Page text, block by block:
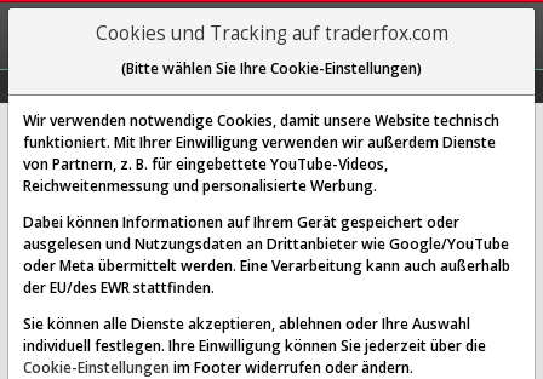
REGIS-
TRIEREN
American Assets Trust Aktie:
Realtime-Kurs & Analyse (A1H59V
| AAT)
SCORING SYSTEMS:
Qualitäts-Check Dividenden-Check
Wachstums-Check
Cookies und Tracking auf traderfox.com
(Bitte wählen Sie Ihre Cookie-Einstellungen)
Wir verwenden notwendige Cookies, damit unsere Website technisch
funktioniert. Mit Ihrer Einwilligung verwenden wir außerdem Dienste
von Partnern, z. B. für eingebettete YouTube-Videos,
Reichweitenmessung und personalisierte Werbung.
Dabei können Informationen auf Ihrem Gerät gespeichert oder
ausgelesen und Nutzungsdaten an Drittanbieter wie Google/YouTube
oder Meta übermittelt werden. Eine Verarbeitung kann auch außerhalb
der EU/des EWR stattfinden.
Sie können alle Dienste akzeptieren, ablehnen oder Ihre Auswahl
individuell festlegen. Ihre Einwilligung können Sie jederzeit über die
Cookie-Einstellungen im Footer widerrufen oder ändern.